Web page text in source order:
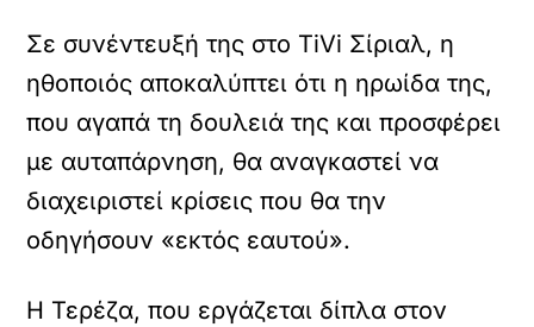
Σε συνέντευξή της στο TiVi Σίριαλ, η
ηθοποιός αποκαλύπτει ότι η ηρωίδα της,
που αγαπά τη δουλειά της και προσφέρει
με αυταπάρνηση, θα αναγκαστεί να
διαχειριστεί κρίσεις που θα την
οδηγήσουν «εκτός εαυτού».
Η Τερέζα, που εργάζεται δίπλα στον